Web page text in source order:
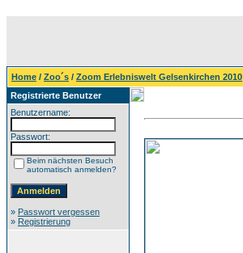
Home / Zoo´s / Zoom Erlebniswelt Gelsenkirchen 2010
Registrierte Benutzer
Benutzername:
Passwort:
Beim nächsten Besuch
automatisch anmelden?
» Passwort vergessen
» Registrierung